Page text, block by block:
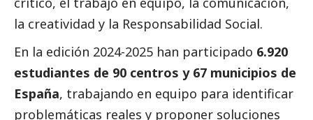
la creatividad y la Responsabilidad Social.
En la edición 2024-2025 han participado 6.920
estudiantes de 90 centros y 67 municipios de
España, trabajando en equipo para identificar
problemáticas reales y proponer soluciones